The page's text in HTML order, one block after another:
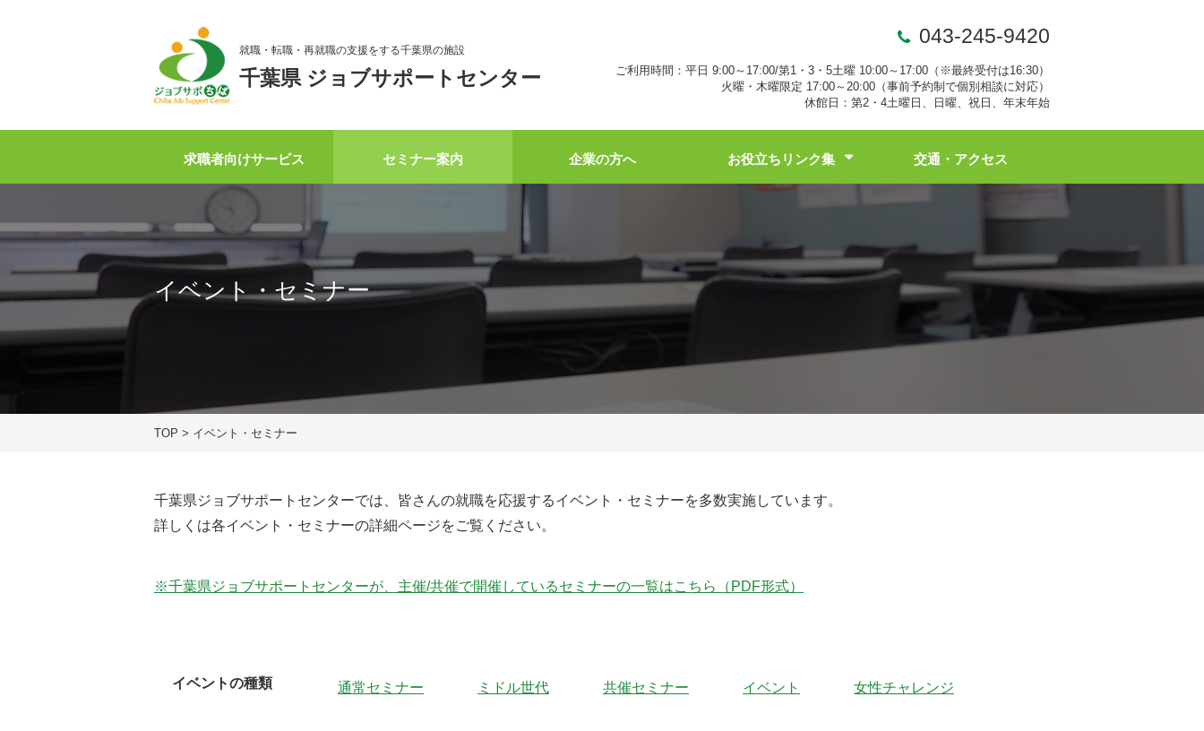
就職・転職・再就職の支援をする千葉県の施設
千葉県 ジョブサポートセンター
043-245-9420
ご利用時間：平日 9:00～17:00/第1・3・5土曜 10:00～17:00（※最終受付は16:30）
火曜・木曜限定 17:00～20:00（事前予約制で個別相談に対応）
休館日：第2・4土曜日、日曜、祝日、年末年始
求職者向けサービス セミナー案内 企業の方へ お役立ちリンク集 交通・アクセス
イベント・セミナー
TOP > イベント・セミナー
千葉県ジョブサポートセンターでは、皆さんの就職を応援するイベント・セミナーを多数実施しています。
詳しくは各イベント・セミナーの詳細ページをご覧ください。
※千葉県ジョブサポートセンターが、主催/共催で開催しているセミナーの一覧はこちら（PDF形式）
イベントの種類 通常セミナー ミドル世代 共催セミナー イベント 女性チャレンジ